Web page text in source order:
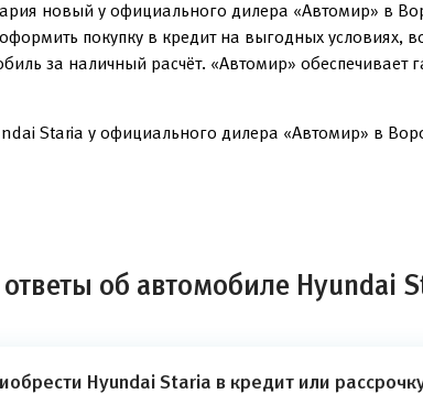
новый у официального дилера «Автомир» в
покупку в кредит на выгодных
за наличный расчёт. «Автомир»
Staria у официального дилера «Автомир» в
об автомобиле Hyundai
Hyundai Staria в кредит или